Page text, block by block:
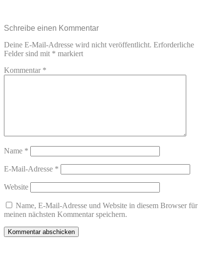
Schreibe einen Kommentar
Deine E-Mail-Adresse wird nicht veröffentlicht. Erforderliche
Felder sind mit * markiert
Kommentar *
Name *
E-Mail-Adresse *
Website
Name, E-Mail-Adresse und Website in diesem Browser für
meinen nächsten Kommentar speichern.